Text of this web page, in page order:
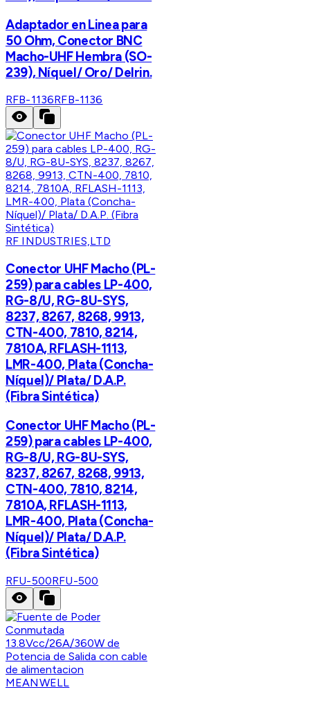
Adaptador en Linea para
50 Ohm, Conector BNC
Macho-UHF Hembra (SO-
239), Níquel/ Oro/ Delrin.
RFB-1136RFB-1136
RF INDUSTRIES,LTD
Conector UHF Macho (PL-
259) para cables LP-400,
RG-8/U, RG-8U-SYS,
8237, 8267, 8268, 9913,
CTN-400, 7810, 8214,
7810A, RFLASH-1113,
LMR-400, Plata (Concha-
Níquel)/ Plata/ D.A.P.
(Fibra Sintética)
Conector UHF Macho (PL-
259) para cables LP-400,
RG-8/U, RG-8U-SYS,
8237, 8267, 8268, 9913,
CTN-400, 7810, 8214,
7810A, RFLASH-1113,
LMR-400, Plata (Concha-
Níquel)/ Plata/ D.A.P.
(Fibra Sintética)
RFU-500RFU-500
MEANWELL